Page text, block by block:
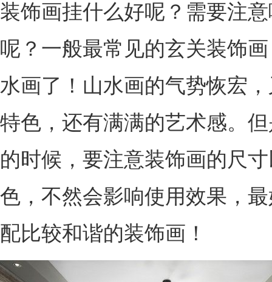
装饰画挂什么好呢？需要注
呢？一般最常见的玄关装饰
水画了！山水画的气势恢宏
特色，还有满满的艺术感。
的时候，要注意装饰画的尺
色，不然会影响使用效果，
配比较和谐的装饰画！